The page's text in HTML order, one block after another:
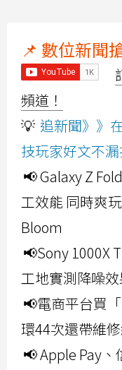
📌 數位新聞
頻道！
💡 追新聞》》
技玩家好文不漏
📢 Galaxy Z
工效能 同時爽
Bloom
📢Sony 1000X
工地實測降噪
📢電商平台買
環44次還帶維
📢 Apple Pay